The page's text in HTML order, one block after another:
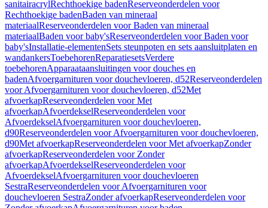
sanitairacrylRechthoekige badenReserveonderdelen voor
Rechthoekige badenBaden van mineraal
materiaalReserveonderdelen voor Baden van mineraal
materiaalBaden voor baby'sReserveonderdelen voor Baden voor
baby'sInstallatie-elementenSets steunpoten en sets aansluitplaten en
wandankersToebehorenReparatiesetsVerdere
toebehorenApparaataansluitingen voor douches en
badenAfvoergarnituren voor douchevloeren, d52Reserveonderdelen
voor Afvoergarnituren voor douchevloeren, d52Met
afvoerkapReserveonderdelen voor Met
afvoerkapAfvoerdekselReserveonderdelen voor
AfvoerdekselAfvoergarnituren voor douchevloeren,
d90Reserveonderdelen voor Afvoergarnituren voor douchevloeren,
d90Met afvoerkapReserveonderdelen voor Met afvoerkapZonder
afvoerkapReserveonderdelen voor Zonder
afvoerkapAfvoerdekselReserveonderdelen voor
AfvoerdekselAfvoergarnituren voor douchevloeren
SestraReserveonderdelen voor Afvoergarnituren voor
douchevloeren SestraZonder afvoerkapReserveonderdelen voor